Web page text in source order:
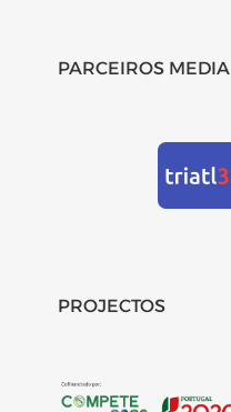
PARCEIROS MEDIA
PROJECTOS